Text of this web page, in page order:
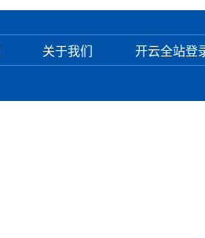
关于我们 开云全站登